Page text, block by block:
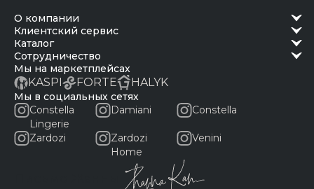
о компании
клиентский сервис
каталог
сотрудничество
Мы на маркетплейсах
KASPI FORTE HALYK
Мы в социальных сетях
Constella
Lingerie
Damiani Constella
Zardozi
Zardozi
Home
Venini